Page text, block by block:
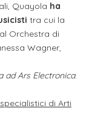
Quayola ha
tra cui la
Orchestra di
Wagner,
ad Ars Electronica.
di Arti